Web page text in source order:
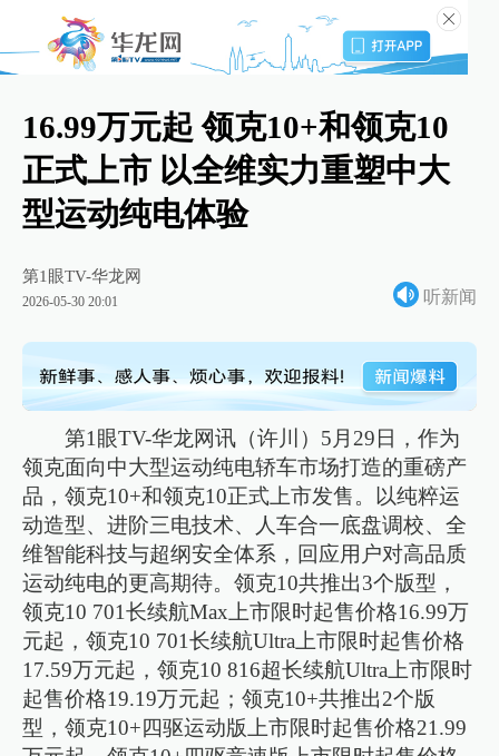
16.99万元起 领克10+和领克10
正式上市 以全维实力重塑中大
型运动纯电体验
第1眼TV-华龙网
2026-05-30 20:01 听新闻
第1眼TV-华龙网讯（许川）5月29日，作为
领克面向中大型运动纯电轿车市场打造的重磅产
品，领克10+和领克10正式上市发售。以纯粹运
动造型、进阶三电技术、人车合一底盘调校、全
维智能科技与超纲安全体系，回应用户对高品质
运动纯电的更高期待。领克10共推出3个版型，
领克10 701长续航Max上市限时起售价格16.99万
元起，领克10 701长续航Ultra上市限时起售价格
17.59万元起，领克10 816超长续航Ultra上市限时
起售价格19.19万元起；领克10+共推出2个版
型，领克10+四驱运动版上市限时起售价格21.99